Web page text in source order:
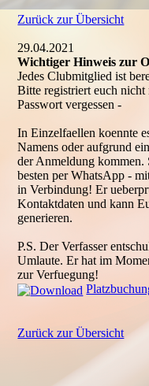
Zurück zur Übersicht
29.04.2021
Wichtiger Hinweis zur
Jedes Clubmitglied ist
Bitte registriert euch
Passwort vergessen -
In Einzelfaellen koennte
Namens oder aufgrund
der Anmeldung kommen.
besten per WhatsApp -
in Verbindung! Er
Kontaktdaten und kann
generieren.
P.S. Der Verfasser
Umlaute. Er hat im
zur Verfuegung!
Zurück zur Übersicht